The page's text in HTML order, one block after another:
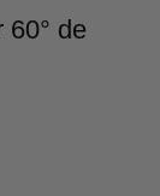
60° de